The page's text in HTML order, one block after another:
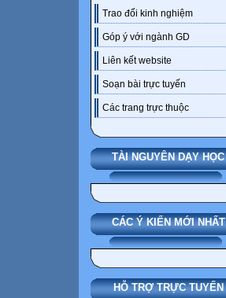
Trao đổi kinh nghiệm
Góp ý với ngành GD
Liên kết website
Soạn bài trực tuyến
Các trang trực thuộc
TÀI NGUYÊN DẠY HỌC
CÁC Ý KIẾN MỚI NHẤT
HỖ TRỢ TRỰC TUYẾN